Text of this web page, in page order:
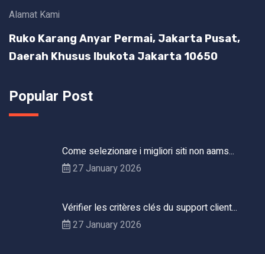
Alamat Kami
Ruko Karang Anyar Permai, Jakarta Pusat,
Daerah Khusus Ibukota Jakarta 10650
Popular Post
Come selezionare i migliori siti non aams...
27 January 2026
Vérifier les critères clés du support client...
27 January 2026